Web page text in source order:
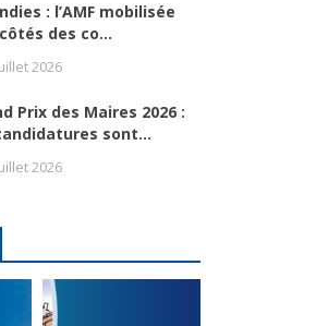
: l’AMF mobilisée
des co...
2026
Prix des Maires 2026 :
sont...
2026